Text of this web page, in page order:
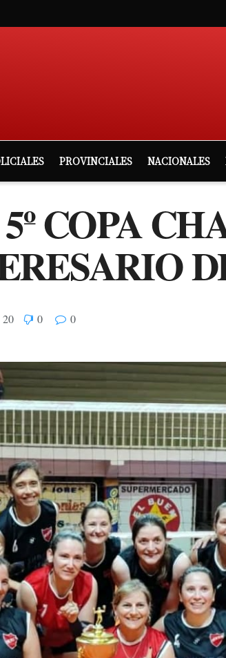
PROVINCIALES NACIONALES
COPA
20 0 0